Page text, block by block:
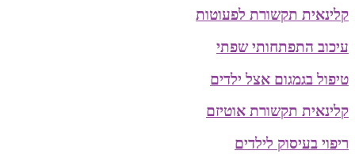
קלינאית תקשורת לפעוטות
עיכוב התפתחותי שפתי
טיפול בגמגום אצל ילדים
קלינאית תקשורת אוטיזם
ריפוי בעיסוק לילדים